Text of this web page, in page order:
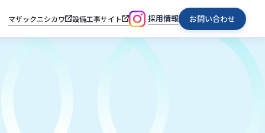
マザックニシカワ 設備工事サイト 採用情報 お問い合わせ